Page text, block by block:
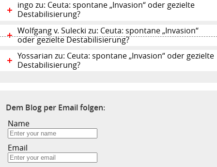
ingo zu: Ceuta: spontane „Invasion“ oder gezielte
Destabilisierung?
Wolfgang v. Sulecki zu: Ceuta: spontane „Invasion“
oder gezielte Destabilisierung?
Yossarian zu: Ceuta: spontane „Invasion“ oder gezielte
Destabilisierung?
Dem Blog per Email folgen:
Name
Email